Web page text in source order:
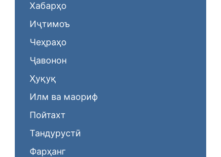
Хабарҳо
Иҷтимоъ
Чеҳраҳо
Ҷавонон
Ҳуқуқ
Илм ва маориф
Пойтахт
Тандурустӣ
Фарҳанг